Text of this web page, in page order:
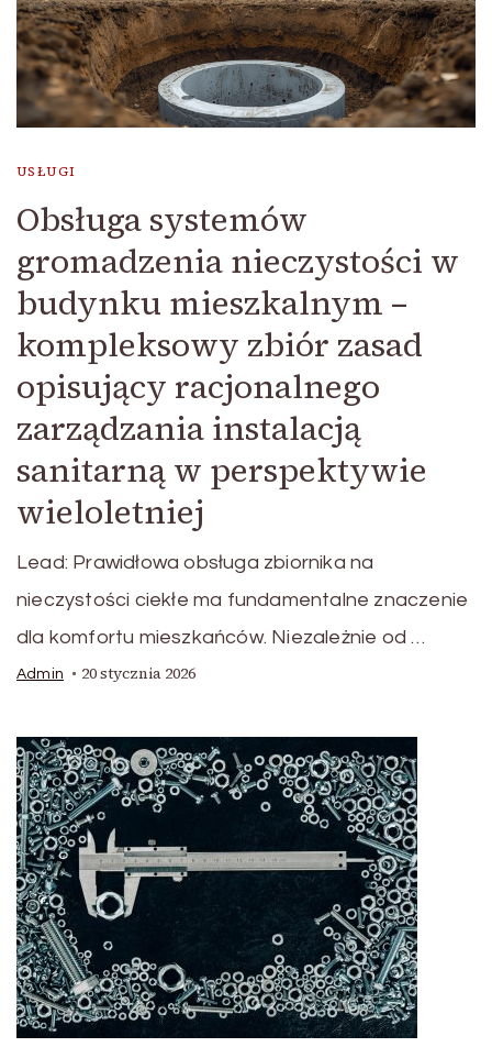
USŁUGI
Obsługa systemów
gromadzenia nieczystości w
budynku mieszkalnym –
kompleksowy zbiór zasad
opisujący racjonalnego
zarządzania instalacją
sanitarną w perspektywie
wieloletniej
Lead: Prawidłowa obsługa zbiornika na
nieczystości ciekłe ma fundamentalne znaczenie
dla komfortu mieszkańców. Niezależnie od …
Admin 20 stycznia 2026